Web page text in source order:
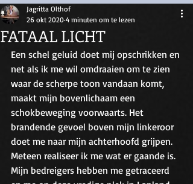
FATAAL LICHT
Jagritta Olthof
26 okt 2020 4 minuten om te lezen
Een schel geluid doet mij opschrikken en
net als ik me wil omdraaien om te zien
waar de scherpe toon vandaan komt,
maakt mijn bovenlichaam een
schokbeweging voorwaarts. Het
brandende gevoel boven mijn linkeroor
doet me naar mijn achterhoofd grijpen.
Meteen realiseer ik me wat er gaande is.
Mijn bedreigers hebben me getraceerd